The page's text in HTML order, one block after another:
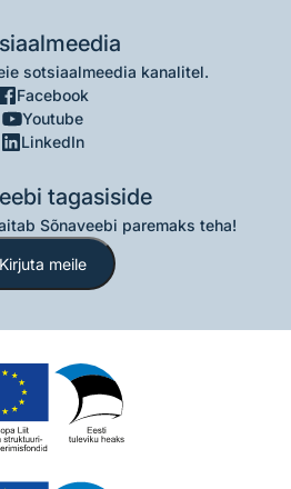
sotsiaalmeedia kanalitel.
Facebook
Youtube
LinkedIn
tagasiside
Sõnaveebi paremaks teha!
Kirjuta meile